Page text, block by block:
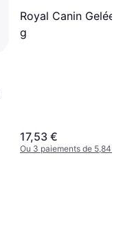
Royal Canin Gelée
g
17,53 €
Ou 3 paiements de 5,84 €